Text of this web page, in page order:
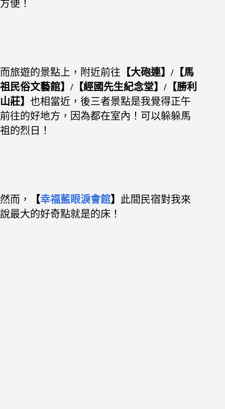
方便！
而旅遊的景點上，附近前往 【大砲連】/【馬
祖民俗文藝館】/【經國先生紀念堂】/【勝利
山莊】 也相當近，後三者景點是我覺得正午
前往的好地方，因為都在室內！可以躲躲馬
祖的烈日！
然而， 【幸福藍眼淚會館】 此間民宿對我來
說最大的好奇點就是的床！